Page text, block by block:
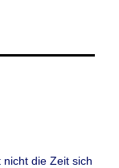
die Zeit sich